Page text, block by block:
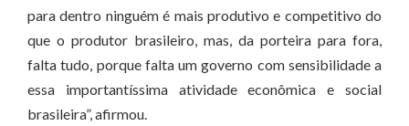
para dentro ninguém é mais produtivo e competitivo do
que o produtor brasileiro, mas, da porteira para fora,
falta tudo, porque falta um governo com sensibilidade a
essa importantíssima atividade econômica e social
brasileira”, afirmou.